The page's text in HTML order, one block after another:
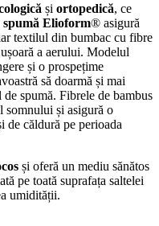
și ortopedică, ce
spumă Elioform® asigură
textilul din bumbac cu fibre
a aerului. Modelul
și o prospețime
să doarmă și mai
spumă. Fibrele de bambus
somnului și asigură o
de căldură pe perioada
și oferă un mediu sănătos
pe toată suprafața saltelei
umidității.